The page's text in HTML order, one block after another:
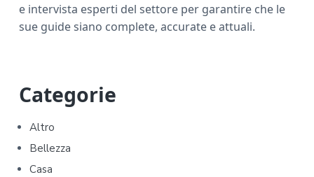
e intervista esperti del settore per garantire che le
sue guide siano complete, accurate e attuali.
P
r
i
Categorie
Altro
Bellezza
Casa